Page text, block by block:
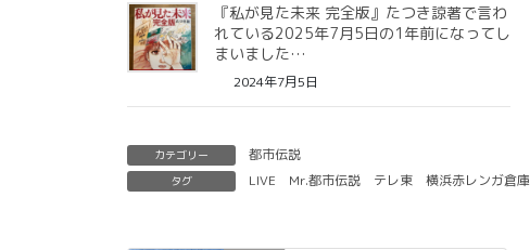
『私が見た未来 完全版』たつき諒著で言わ
れている2025年7月5日の1年前になってし
まいました…
2024年7月5日
カテゴリー 都市伝説
タグ LIVE Mr.都市伝説 テレ東 横浜赤レンガ倉庫